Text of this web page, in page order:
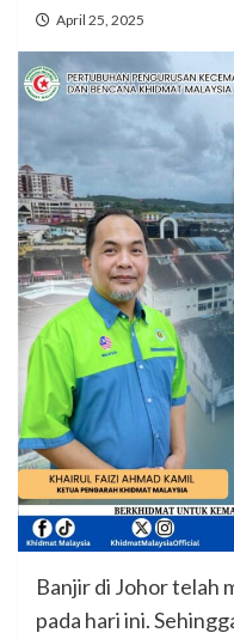
April 25, 2025
Banjir di Johor telah
pada hari ini.